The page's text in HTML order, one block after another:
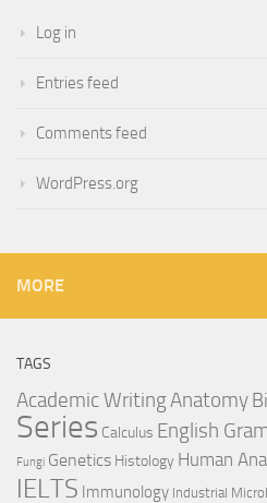
Log in
Entries feed
Comments feed
WordPress.org
MORE
TAGS
Academic WritingAnatomy
Series Calculus English
Fungi Genetics Histology Human
IELTS Immunology Industrial